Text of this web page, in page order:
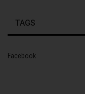
TAGS
Facebook